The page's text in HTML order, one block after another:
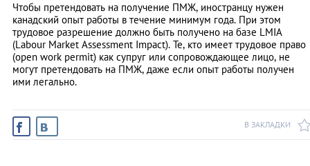
Чтобы претендовать на получение ПМЖ, иностранцу нужен
канадский опыт работы в течение минимум года. При этом
трудовое разрешение должно быть получено на базе LMIA
(Labour Market Assessment Impact). Те, кто имеет трудовое право
(open work permit) как супруг или сопровождающее лицо, не
могут претендовать на ПМЖ, даже если опыт работы получен
ими легально.
В ЗАКЛАДКИ